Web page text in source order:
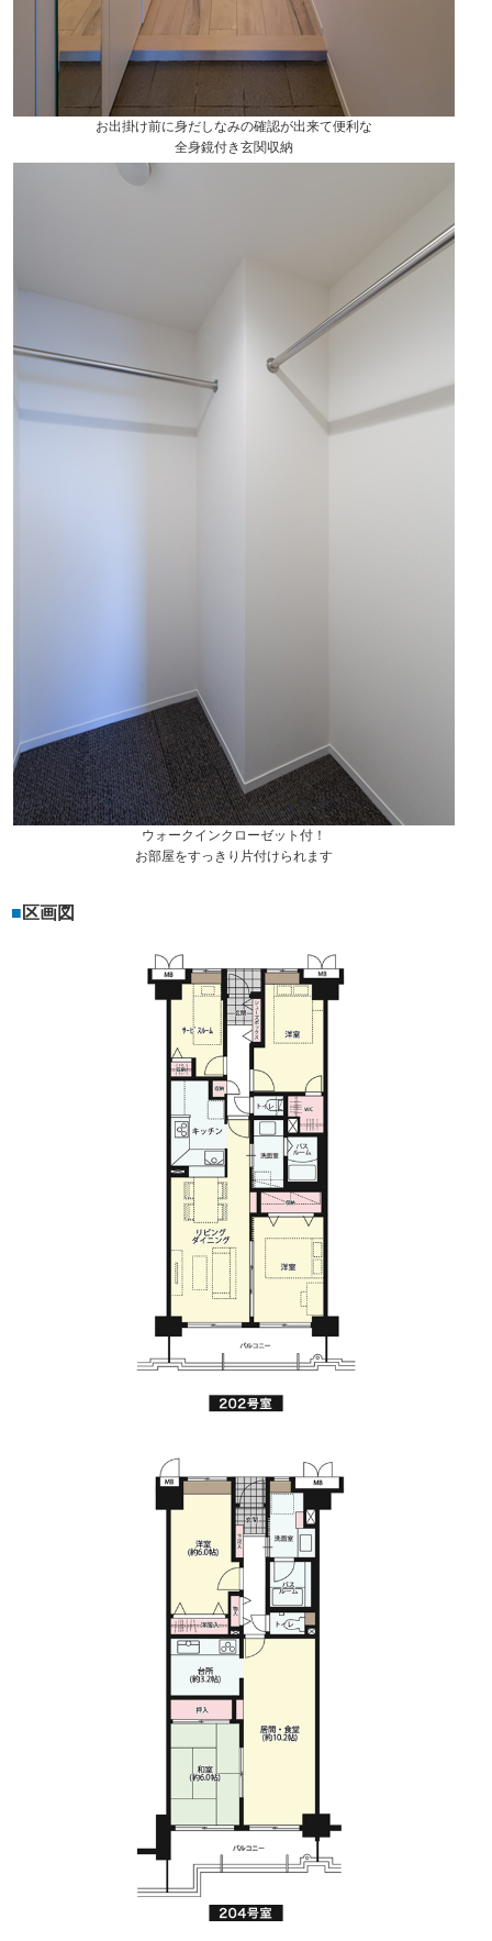
お出掛け前に身だしなみの確認が出来て便利な
全身鏡付き玄関収納
ウォークインクローゼット付！
お部屋をすっきり片付けられます
区画図